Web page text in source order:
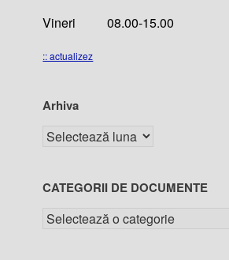
Vineri 08.00-15.00
:: actualizez
Arhiva
CATEGORII DE DOCUMENTE